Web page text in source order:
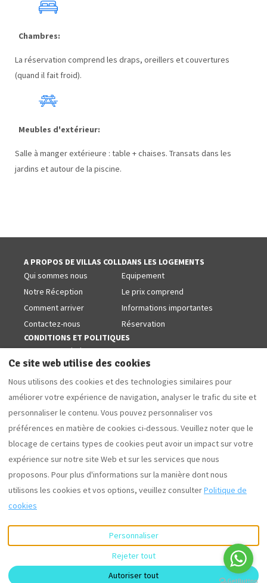
Chambres:
La réservation comprend les draps, oreillers et couvertures
(quand il fait froid).
Meubles d'extérieur:
Salle à manger extérieure : table + chaises. Transats dans les
jardins et autour de la piscine.
A PROPOS DE VILLAS COLL
Qui sommes nous
Notre Réception
Comment arriver
Contactez-nous
DANS LES LOGEMENTS
Equipement
Le prix comprend
Informations importantes
Réservation
CONDITIONS ET POLITIQUES
Conditions générales
Politiques de cookies
Avis juridique
Politique de confidentialité
SUIVEZ-NOUS SUR LES RÉSEAUX
Facebook
Français EUR +34 629853868
Camí Forestal 3, Sant Martí
d'Empúries - L'Escala, Girona,
E-mail:
réservés- Powered
by Lodgify
Ce site web utilise des cookies
Nous utilisons des cookies et des technologies similaires pour
améliorer votre expérience de navigation, analyser le trafic du site et
personnaliser le contenu. Vous pouvez personnaliser vos
préférences en matière de cookies ci-dessous. Veuillez noter que le
blocage de certains types de cookies peut avoir un impact sur votre
expérience sur notre site Web et sur les services que nous
proposons. Pour plus d'informations sur la manière dont nous
utilisons les cookies et vos options, veuillez consulterPolitique de
cookies
Personnaliser
Rejeter tout
Autoriser tout